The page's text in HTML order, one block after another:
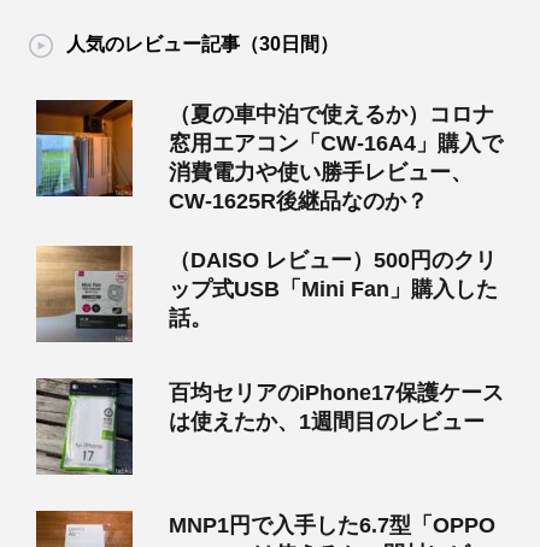
人気のレビュー記事（30日間）
（夏の車中泊で使えるか）コロナ
窓用エアコン「CW-16A4」購入で
消費電力や使い勝手レビュー、
CW-1625R後継品なのか？
（DAISO レビュー）500円のクリ
ップ式USB「Mini Fan」購入した
話。
百均セリアのiPhone17保護ケース
は使えたか、1週間目のレビュー
MNP1円で入手した6.7型「OPPO